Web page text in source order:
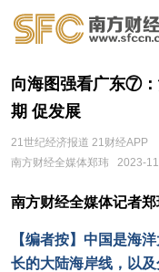
向海图强看广东⑦
期 促发展
21世纪经济报道 21财经APP
南方财经全媒体郑玮
2023-
南方财经全媒体记者
【编者按】中国是海
长的大陆海岸线，以